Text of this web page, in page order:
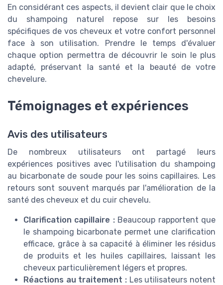
En considérant ces aspects, il devient clair que le choix
du shampoing naturel repose sur les besoins
spécifiques de vos cheveux et votre confort personnel
face à son utilisation. Prendre le temps d'évaluer
chaque option permettra de découvrir le soin le plus
adapté, préservant la santé et la beauté de votre
chevelure.
Témoignages et expériences
Avis des utilisateurs
De nombreux utilisateurs ont partagé leurs
expériences positives avec l'utilisation du shampoing
au bicarbonate de soude pour les soins capillaires. Les
retours sont souvent marqués par l'amélioration de la
santé des cheveux et du cuir chevelu.
Clarification capillaire :Beaucoup rapportent que
le shampoing bicarbonate permet une clarification
efficace, grâce à sa capacité à éliminer les résidus
de produits et les huiles capillaires, laissant les
cheveux particulièrement légers et propres.
Réactions au traitement : Les utilisateurs notent